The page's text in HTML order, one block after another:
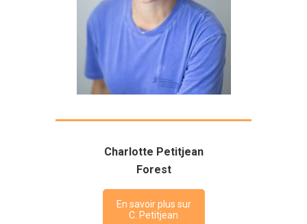
Charlotte Petitjean
Forest
En savoir plus sur
C. Petitjean